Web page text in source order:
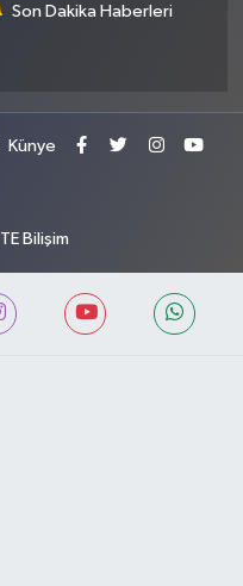
Son Dakika Haberleri
Künye
TE Bilişim